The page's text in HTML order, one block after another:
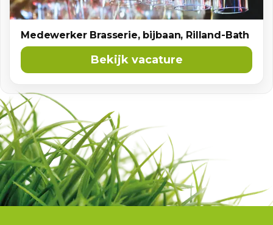
Medewerker Brasserie, bijbaan, Rilland-Bath
Bekijk vacature